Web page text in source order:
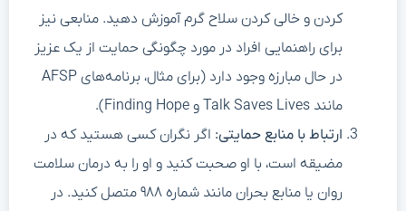
کردن و خالی کردن سلاح گرم آموزش دهید. منابعی نیز
برای راهنمایی افراد در مورد چگونگی حمایت از یک عزیز
در حال مبارزه وجود دارد (برای مثال، برنامه‌های AFSP
مانند Talk Saves Lives و Finding Hope).
ارتباط با منابع حمایتی: اگر نگران کسی هستید که در
مضیقه است، با او صحبت کنید و او را به درمان سلامت
روان یا منابع بحران مانند شماره ۹۸۸ متصل کنید. در